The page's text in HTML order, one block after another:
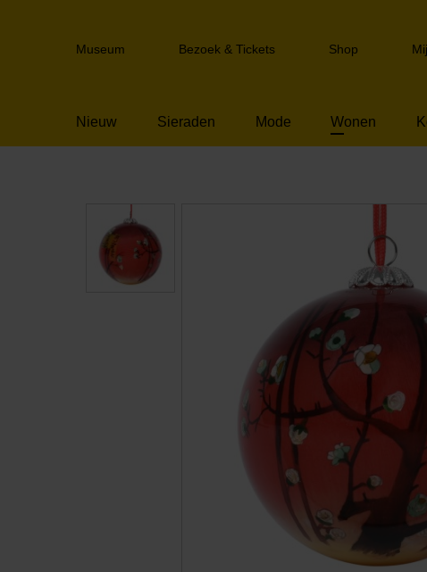
Spring
Header
Museum Bezoek & Tickets Shop
Nieuw Sieraden Mode Wonen